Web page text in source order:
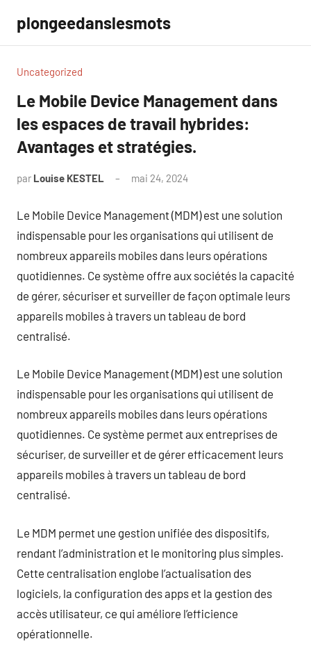
contenu
plongeedanslesmots
Uncategorized
Le Mobile Device Management dans
les espaces de travail hybrides:
Avantages et stratégies.
par Louise KESTEL mai 24, 2024
Le Mobile Device Management (MDM) est une solution
indispensable pour les organisations qui utilisent de
nombreux appareils mobiles dans leurs opérations
quotidiennes. Ce système offre aux sociétés la capacité
de gérer, sécuriser et surveiller de façon optimale leurs
appareils mobiles à travers un tableau de bord
centralisé.
Le Mobile Device Management (MDM) est une solution
indispensable pour les organisations qui utilisent de
nombreux appareils mobiles dans leurs opérations
quotidiennes. Ce système permet aux entreprises de
sécuriser, de surveiller et de gérer efficacement leurs
appareils mobiles à travers un tableau de bord
centralisé.
Le MDM permet une gestion unifiée des dispositifs,
rendant l’administration et le monitoring plus simples.
Cette centralisation englobe l’actualisation des
logiciels, la configuration des apps et la gestion des
accès utilisateur, ce qui améliore l’efficience
opérationnelle.